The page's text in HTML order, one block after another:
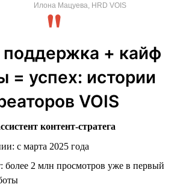
Илона Мацуева, HRD VOIS
поддержка + кайф
= успех: истории
VOIS
контент-стратега
с марта 2025 года
более 2 млн просмотров уже в первый